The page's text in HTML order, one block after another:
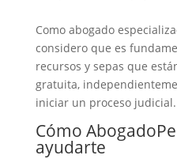
Como abogado
considero que es
recursos y sepas que
gratuita,
iniciar un proceso judicial.
Cómo
ayudarte